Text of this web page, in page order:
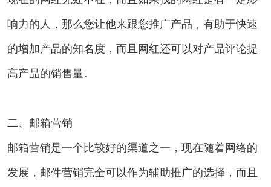
响力的人，那么您让他来跟您推广产品，有助于快速
的增加产品的知名度，而且网红还可以对产品评论提
高产品的销售量。
二、邮箱营销
邮箱营销是一个比较好的渠道之一，现在随着网络的
发展，邮件营销完全可以作为辅助推广的选择，而且